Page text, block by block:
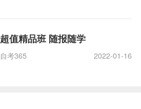
超值精品班 随报随学
自考365 2022-01-16